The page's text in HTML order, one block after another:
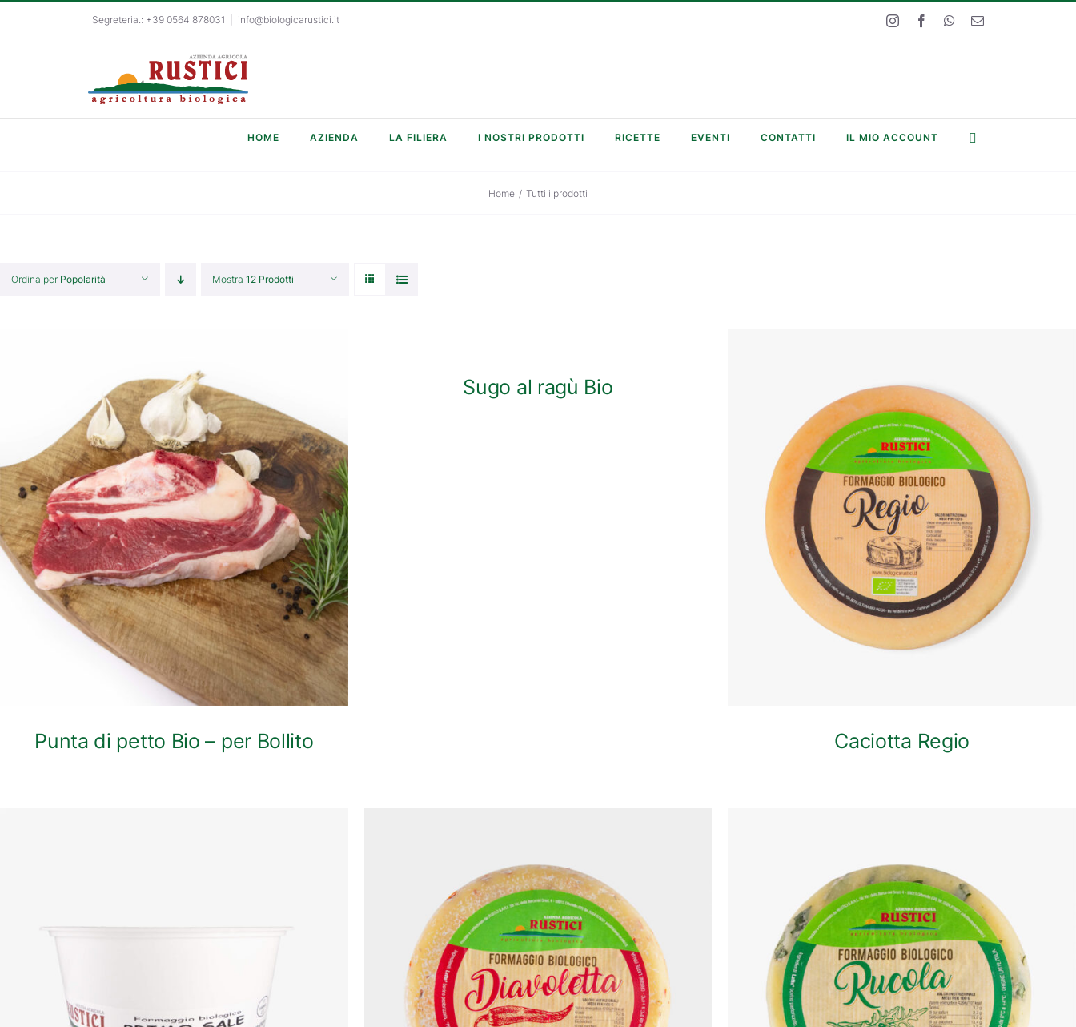
Segreteria.: +39 0564 878031 info@biologicarustici.it InstagramFacebookWhatsApp
Email
HOME AZIENDA LA FILIERA I NOSTRI PRODOTTI RICETTE EVENTI CONTATTI IL MIO ACCOUNT
Home / Tutti i prodotti
Ordina per Popolarità Mostra 12 Prodotti
ANTEPRIMA RAPIDA
Punta di petto Bio – per Bollito
Sugo al ragù Bio
ANTEPRIMA RAPIDA
Caciotta Regio
ANTEPRIMA RAPIDA ANTEPRIMA RAPIDA